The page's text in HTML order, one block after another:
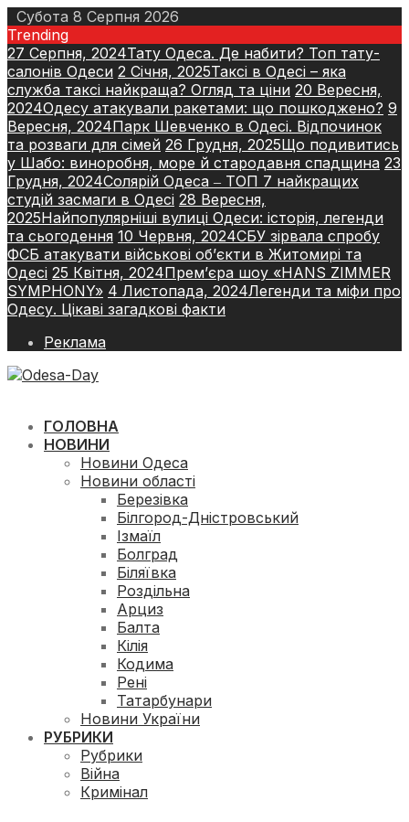
Skip
to
content
Субота 8 Серпня 2026
Trending
27 Серпня, 2024Тату Одеса. Де набити? Топ тату-
салонів Одеси 2 Січня, 2025Таксі в Одесі – яка
служба таксі найкраща? Огляд та ціни 20 Вересня,
2024Одесу атакували ракетами: що пошкоджено? 9
Вересня, 2024Парк Шевченко в Одесі. Відпочинок
та розваги для сімей 26 Грудня, 2025Що подивитись
у Шабо: виноробня, море й стародавня спадщина 23
Грудня, 2024Солярій Одеса ‒ ТОП 7 найкращих
студій засмаги в Одесі 28 Вересня,
2025Найпопулярніші вулиці Одеси: історія, легенди
та сьогодення 10 Червня, 2024СБУ зірвала спробу
ФСБ атакувати військові об’єкти в Житомирі та
Одесі 25 Квітня, 2024Прем’єра шоу «HANS ZIMMER
SYMPHONY» 4 Листопада, 2024Легенди та міфи про
Одесу. Цікаві загадкові факти
Реклама
ГОЛОВНА
НОВИНИ
Новини Одеса
Новини області
Березівка
Білгород-Дністровський
Ізмаїл
Болград
Біляївка
Роздільна
Арциз
Балта
Кілія
Кодима
Рені
Татарбунари
Новини України
РУБРИКИ
Рубрики
Війна
Кримінал